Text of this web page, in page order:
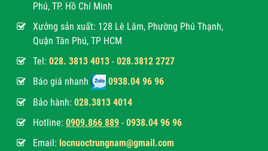
Phú, TP. Hồ Chí Minh
Xưởng sản xuất: 128 Lê Lâm, Phường Phú Thạnh,
Quận Tân Phú, TP HCM
Tel: 028. 3813 4013 - 028.3812 2727
Báo giá nhanh
0938.04 96 96
Bảo hành: 028.3813 4014
Hotline: 0909.866 889 - 0938.04 96 96
Email: locnuoctrungnam@gmail.com